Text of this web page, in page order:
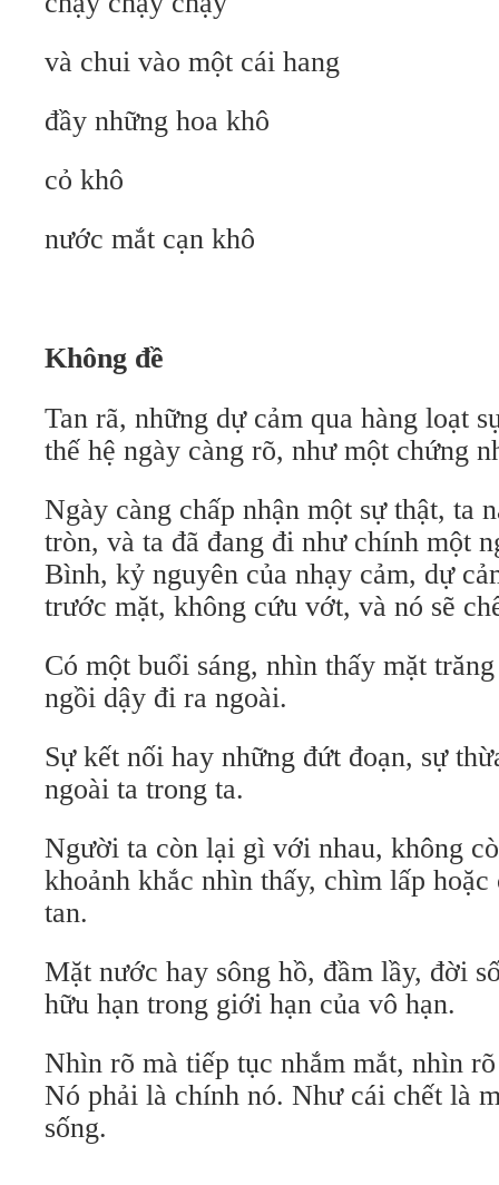
và chui vào một cái hang
đầy những hoa khô
cỏ khô
nước mắt cạn khô
Không đề
Tan rã, những dự cảm qua hàng loạt
thế hệ ngày càng rõ, như một chứng
Ngày càng chấp nhận một sự thật, ta
tròn, và ta đã đang đi như chính một
Bình, kỷ nguyên của nhạy cảm, dự
trước mặt, không cứu vớt, và nó sẽ
Có một buổi sáng, nhìn thấy mặt
ngồi dậy đi ra ngoài.
Sự kết nối hay những đứt đoạn, sự
ngoài ta trong ta.
Người ta còn lại gì với nhau, không
khoảnh khắc nhìn thấy, chìm lấp
tan.
Mặt nước hay sông hồ, đầm lầy, đời
hữu hạn trong giới hạn của vô hạn.
Nhìn rõ mà tiếp tục nhắm mắt, nhìn
Nó phải là chính nó. Như cái chết là
sống.